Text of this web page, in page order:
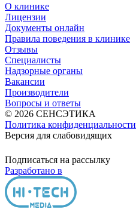
О клинике
Лицензии
Документы онлайн
Правила поведения в клинике
Отзывы
Специалисты
Надзорные органы
Вакансии
Производители
Вопросы и ответы
© 2026 СЕНСЭТИКА
Политика конфиденциальности
Версия для слабовидящих
Подписаться на рассылку
Разработано в